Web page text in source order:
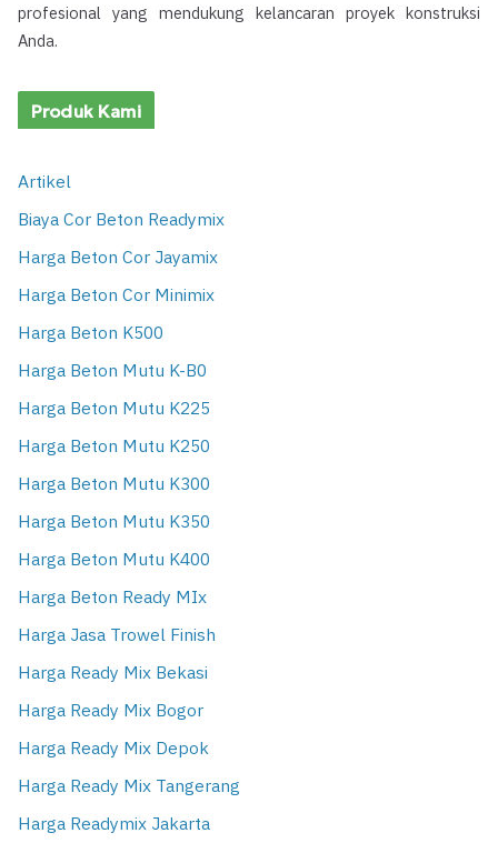
profesional yang mendukung kelancaran proyek konstruksi
Anda.
Produk Kami
Artikel
Biaya Cor Beton Readymix
Harga Beton Cor Jayamix
Harga Beton Cor Minimix
Harga Beton K500
Harga Beton Mutu K-B0
Harga Beton Mutu K225
Harga Beton Mutu K250
Harga Beton Mutu K300
Harga Beton Mutu K350
Harga Beton Mutu K400
Harga Beton Ready MIx
Harga Jasa Trowel Finish
Harga Ready Mix Bekasi
Harga Ready Mix Bogor
Harga Ready Mix Depok
Harga Ready Mix Tangerang
Harga Readymix Jakarta